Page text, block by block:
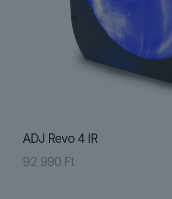
ADJ Revo 4 IR
92 990 Ft